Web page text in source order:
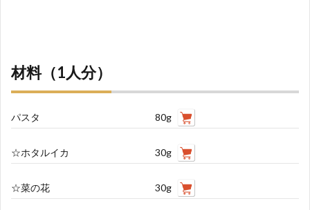
材料（1人分）
パスタ 80g
☆ホタルイカ 30g
☆菜の花 30g